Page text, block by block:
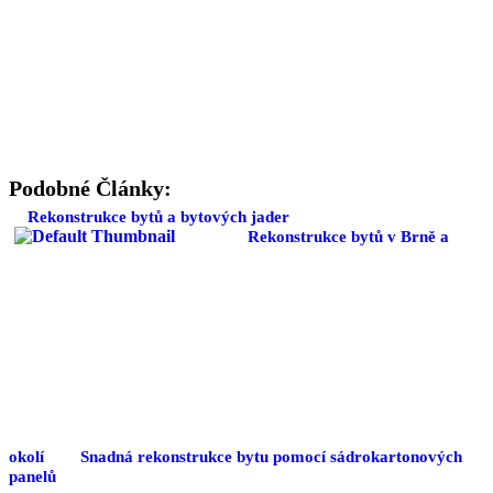
Podobné Články:
Rekonstrukce bytů a bytových jader
Rekonstrukce bytů v Brně a
okolí
Snadná rekonstrukce bytu pomocí sádrokartonových
panelů